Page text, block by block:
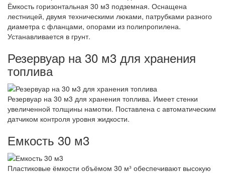
Ёмкость горизонтальная 30 м3 подземная. Оснащена
лестницей, двумя техническими люками, патрубками разного
диаметра с фланцами, опорами из полипропилена.
Устанавливается в грунт.
Резервуар на 30 м3 для хранения
топлива
Резервуар на 30 м3 для хранения топлива. Имеет стенки
увеличенной толщины намотки. Поставлена с автоматическим
датчиком контроля уровня жидкости.
Емкость 30 м3
Пластиковые ёмкости объёмом 30 м³ обеспечивают высокую